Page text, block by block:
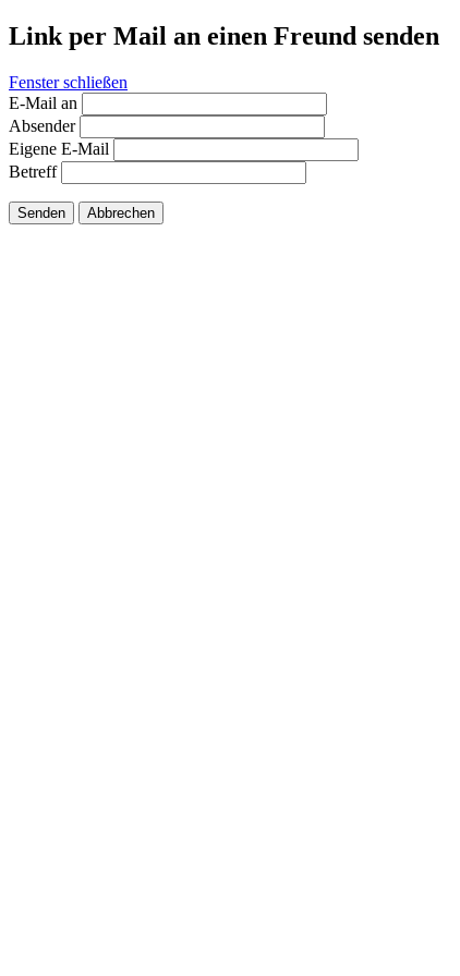
Link per Mail an einen Freund senden
Fenster schließen
E-Mail an
Absender
Eigene E-Mail
Betreff
Senden Abbrechen